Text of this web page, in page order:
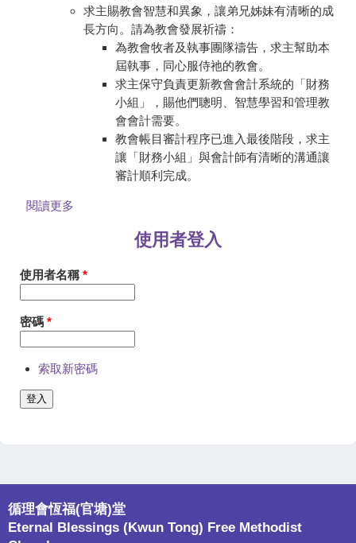
求主賜教會智慧和異象，讓弟兄姊妹有清晰的成
長方向。請為教會發展祈禱：
為教會牧者及執事團隊禱告，求主幫助本
屆執事，同心服侍祂的教會。
求主保守負責更新教會會計系統的「財務
小組」，賜他們聰明、智慧學習和管理教
會會計需要。
教會帳目審計程序已進入最後階段，求主
讓「財務小組」與會計師有清晰的溝通讓
審計順利完成。
閱讀更多
使用者登入
使用者名稱*
密碼 *
索取新密碼
循理會恆福(官塘)堂
Eternal Blessings (Kwun Tong) Free Methodist